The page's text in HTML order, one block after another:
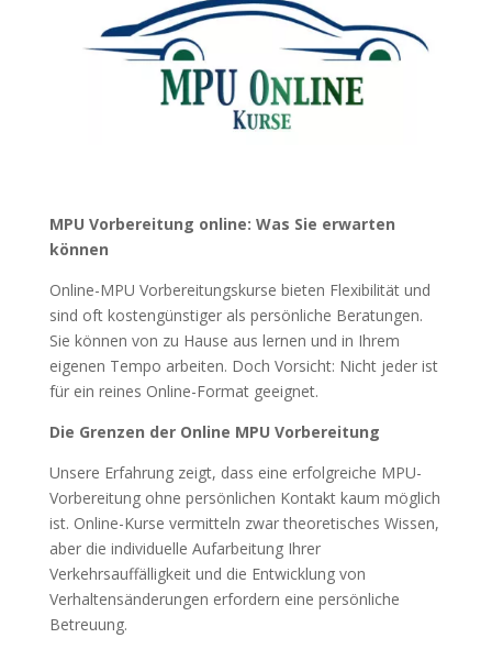
MPU Vorbereitung online: Was Sie erwarten
können
Online-MPU Vorbereitungskurse bieten Flexibilität und
sind oft kostengünstiger als persönliche Beratungen.
Sie können von zu Hause aus lernen und in Ihrem
eigenen Tempo arbeiten. Doch Vorsicht: Nicht jeder ist
für ein reines Online-Format geeignet.
Die Grenzen der Online MPU Vorbereitung
Unsere Erfahrung zeigt, dass eine erfolgreiche MPU-
Vorbereitung ohne persönlichen Kontakt kaum möglich
ist. Online-Kurse vermitteln zwar theoretisches Wissen,
aber die individuelle Aufarbeitung Ihrer
Verkehrsauffälligkeit und die Entwicklung von
Verhaltensänderungen erfordern eine persönliche
Betreuung.